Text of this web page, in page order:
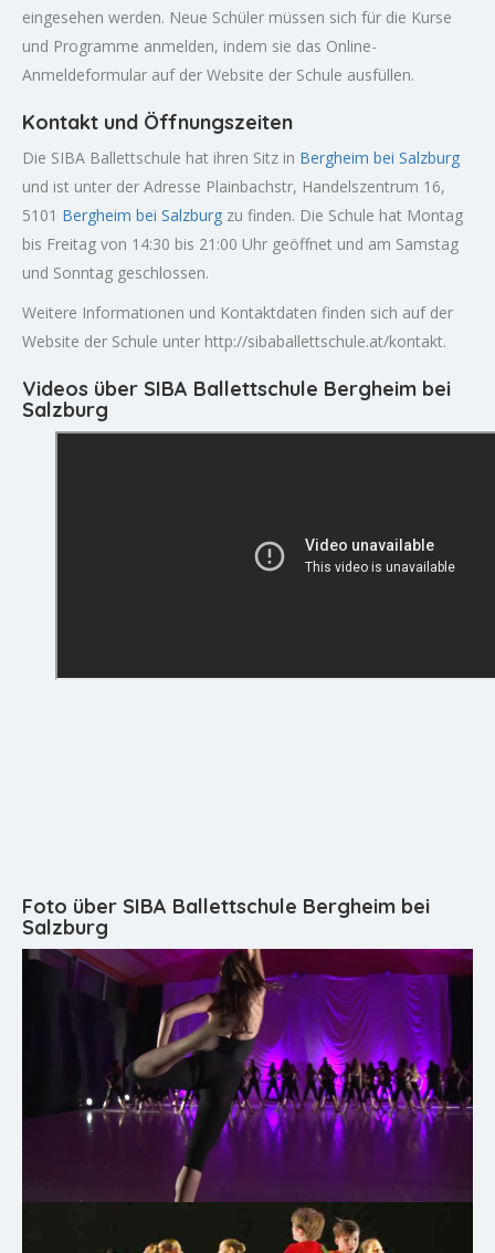
eingesehen werden. Neue Schüler müssen sich für die Kurse
und Programme anmelden, indem sie das Online-
Anmeldeformular auf der Website der Schule ausfüllen.
Kontakt und Öffnungszeiten
Die SIBA Ballettschule hat ihren Sitz in Bergheim bei Salzburg
und ist unter der Adresse Plainbachstr, Handelszentrum 16,
5101 Bergheim bei Salzburg zu finden. Die Schule hat Montag
bis Freitag von 14:30 bis 21:00 Uhr geöffnet und am Samstag
und Sonntag geschlossen.
Weitere Informationen und Kontaktdaten finden sich auf der
Website der Schule unter http://sibaballettschule.at/kontakt.
Videos über SIBA Ballettschule Bergheim bei
Salzburg
Foto über SIBA Ballettschule Bergheim bei
Salzburg